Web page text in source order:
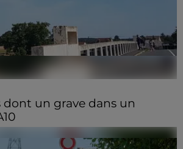
dont un grave dans un